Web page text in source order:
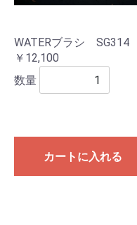
WATERブラシ SG314
￥12,100
数量
カートに入れる